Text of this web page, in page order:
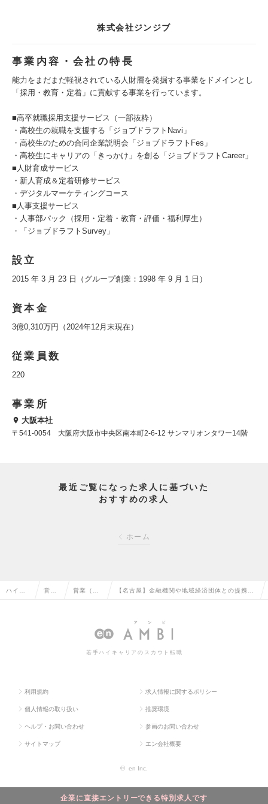
株式会社ジンジブ
事業内容・会社の特長
能力をまだまだ軽視されている人財層を発掘する事業をドメインとし
「採用・教育・定着」に貢献する事業を行っています。
■高卒就職採用支援サービス（一部抜粋）
・高校生の就職を支援する「ジョブドラフトNavi」
・高校生のための合同企業説明会「ジョブドラフトFes」
・高校生にキャリアの「きっかけ」を創る「ジョブドラフトCareer」
■人財育成サービス
・新人育成＆定着研修サービス
・デジタルマーケティングコース
■人事支援サービス
・人事部パック（採用・定着・教育・評価・福利厚生）
・「ジョブドラフトSurvey」
設立
2015 年 3 月 23 日（グループ創業：1998 年 9 月 1 日）
資本金
3億0,310万円（2024年12月末現在）
従業員数
220
事業所
大阪本社
〒541-0054 大阪府大阪市中央区南本町2-6-12 サンマリオンタワー14階
最近ご覧になった求人に基づいた
おすすめの求人
ホーム
企業に直接エントリーできる特別求人です
ハイク 営業 営業（法 【名古屋】金融機関や地域経済団体との提携推
を支えるの求人情報
若手ハイキャリアのスカウト転職
利用規約 求人情報に関するポリシー
個人情報の取り扱い 推奨環境
ヘルプ・お問い合わせ 参画のお問い合わせ
サイトマップ エン会社概要
© en Inc.